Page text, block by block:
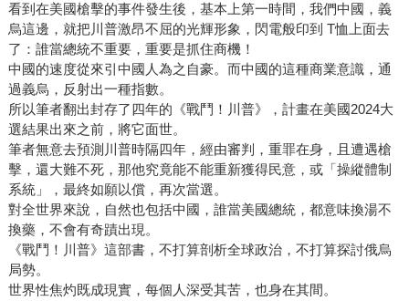
看到在美國槍擊的事件發生後，基本上第一時間，我們中國，義
烏這邊，就把川普激昂不屈的光輝形象，閃電般印到 T恤上面去
了：誰當總統不重要，重要是抓住商機！
中國的速度從來引中國人為之自豪。而中國的這種商業意識，通
過義烏，反射出一種指數。
所以筆者翻出封存了四年的《戰鬥！川普》，計畫在美國2024大
選結果出來之前，將它面世。
筆者無意去預測川普時隔四年，經由審判，重罪在身，且遭遇槍
擊，還大難不死，那他究竟能不能重新獲得民意，或「操縱體制
系統」，最終如願以償，再次當選。
對全世界來說，自然也包括中國，誰當美國總統，都意味換湯不
換藥，不會有奇蹟出現。
《戰鬥！川普》這部書，不打算剖析全球政治，不打算探討俄烏
局勢。
世界性焦灼既成現實，每個人深受其苦，也身在其間。